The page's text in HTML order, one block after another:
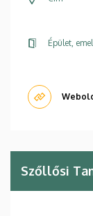
Épület,
Szőllősi